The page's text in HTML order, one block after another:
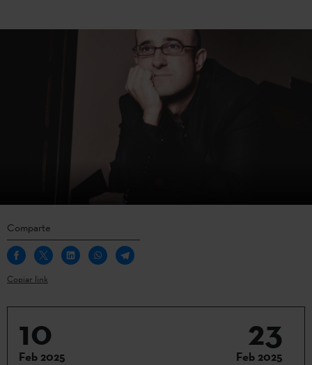
Comparte
Copiar link
10
Feb 2025
23
Feb 2025